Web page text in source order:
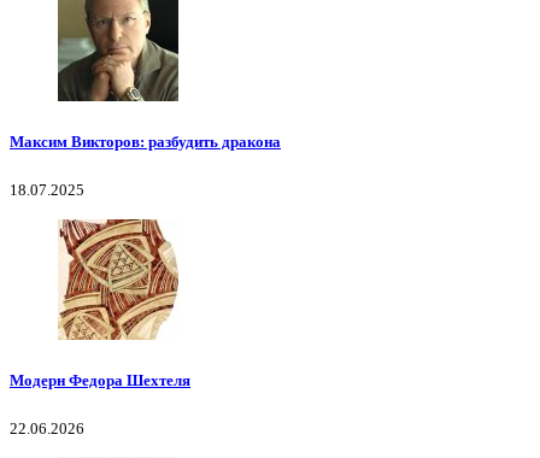
Максим Викторов: разбудить дракона
18.07.2025
Модерн Федора Шехтеля
22.06.2026